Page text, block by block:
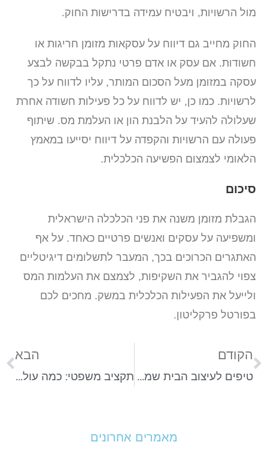
מול הרשויות, ויבטיח עמידה בדרישות החוק.
החוק מחייב גם דיווח על עסקאות מזומן חריגות או
חשודות. אם עסק או אדם פרטי נתקל בבקשה לבצע
עסקה במזומן מעל הסכום המותר, עליו לדווח על כך
לרשויות. כמו כן, יש לדווח על כל פעילות חשודה אחרת
שעלולה להעיד על הלבנת הון או העלמת מס. שיתוף
פעולה עם הרשויות והקפדה על דיווח יסייעו במאמץ
הלאומי לצמצום הפשיעה הכלכלית.
סיכום
הגבלת מזומן משנה את פני הכלכלה הישראלית
ומשפיעה על עסקים ואנשים פרטיים כאחד. על אף
האתגרים הכרוכים בכך, המעבר לתשלומים דיגיטליים
צפוי להגביר את השקיפות, לצמצם את העלמות המס
ולייעל את הפעילות הכלכלית במשק. מחכים לכם
בפורטל פרקליטון.
הקודם
טיפים לעיצוב הבית שמשלבים נוחות ואסתטיקה בחלל אחד
הבא
תקציב משפטי: כמה עולה עורך דין תעבורה ואיך להיערך למשפט?
מאמרים אחרונים